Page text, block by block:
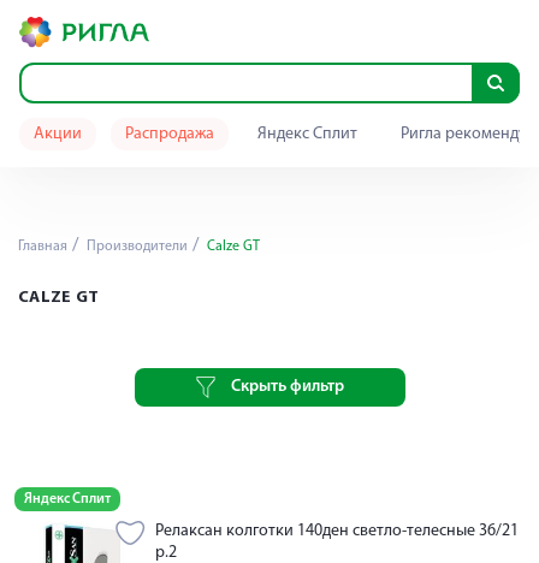
Акции Распродажа Яндекс Сплит Ригла
Главная Производители Calze GT
CALZE GT
Скрыть фильтр
Яндекс Сплит
Релаксан колготки 140ден светло-телесные 36/21
р.2